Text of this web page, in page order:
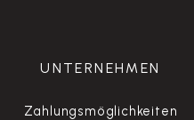
UNTERNEHMEN
Zahlungsmöglichkeiten